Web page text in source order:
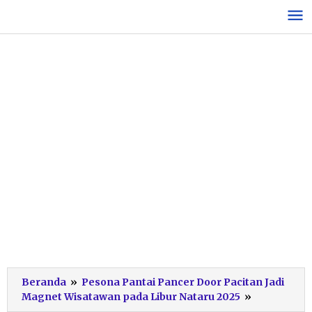
konten
Beranda » Pesona Pantai Pancer Door Pacitan Jadi
Magnet Wisatawan pada Libur Nataru 2025 »